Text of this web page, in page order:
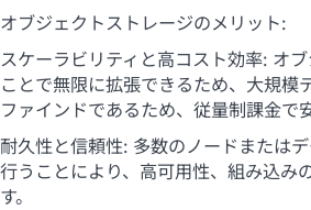
オブジェクトストレージのメリット:
スケーラビリティと高コスト効率: オ
ことで無限に拡張できるため、大規模
ファインドであるため、従量制課金で
耐久性と信頼性: 多数のノードまたは
行うことにより、高可用性、組み込み
す。